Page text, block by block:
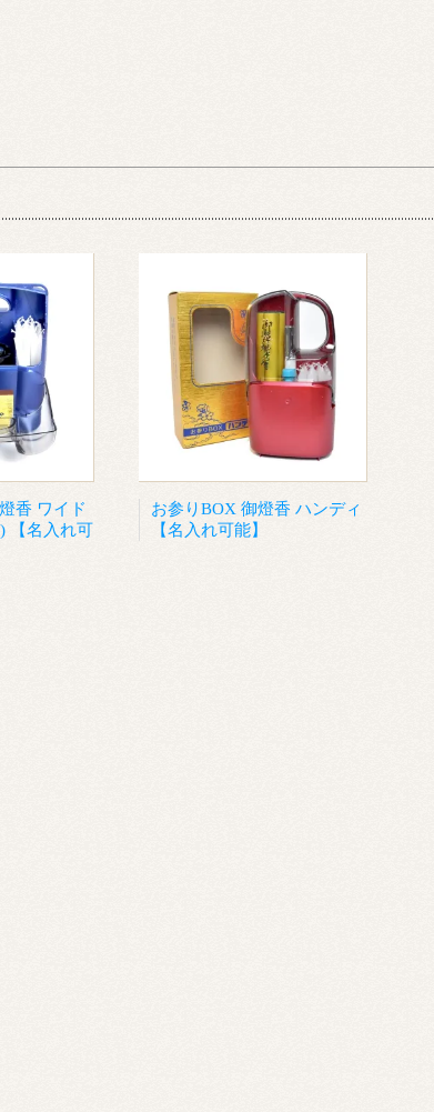
香 ワイド
【名入れ可
お参りBOX 御燈香 ハンディ
【名入れ可能】